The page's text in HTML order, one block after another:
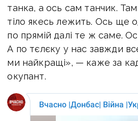
танка, а ось сам танчик.
тіло якесь лежить. Ось ще
по прямій далі те ж саме.
А по тєлєку у нас завжди
ми найкращі», — каже за
окупант.